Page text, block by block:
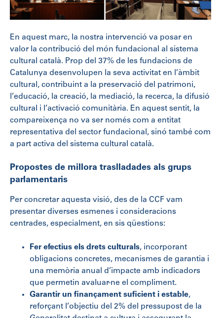
En aquest marc, la nostra intervenció va posar en
valor la contribució del món fundacional al sistema
cultural català. Prop del 37% de les fundacions de
Catalunya desenvolupen la seva activitat en l’àmbit
cultural, contribuint a la preservació del patrimoni,
l’educació, la creació, la mediació, la recerca, la difusió
cultural i l’activació comunitària. En aquest sentit, la
compareixença no va ser només com a entitat
representativa del sector fundacional, sinó també com
a part activa del sistema cultural català.
Propostes de millora traslladades als grups
parlamentaris
Per concretar aquesta visió, des de la CCF vam
presentar diverses esmenes i consideracions
centrades, especialment, en sis qüestions:
Fer efectius els drets culturals, incorporant
obligacions concretes, mecanismes de garantia i
una memòria anual d’impacte amb indicadors
que permetin avaluar-ne el compliment.
Garantir un finançament suficient i estable,
reforçant l’objectiu del 2% del pressupost de la